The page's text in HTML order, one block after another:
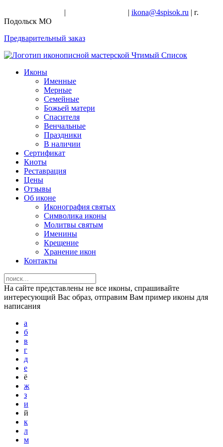
| | ikona@4spisok.ru | г.
Подольск МО
Предварительный заказ
Иконы
Именные
Мерные
Семейные
Божьей матери
Спасителя
Венчальные
Праздники
В наличии
Сертификат
Киоты
Реставрация
Цены
Отзывы
Об иконе
Иконография святых
Символика иконы
Молитвы святым
Именины
Крещение
Хранение икон
Контакты
На сайте представлены не все иконы, спрашивайте
интересующий Вас образ, отправим Вам пример иконы для
написания
а
б
в
г
д
е
ё
ж
з
и
й
к
л
м